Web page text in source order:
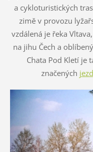
a cykloturistických
zimě v provozu
vzdálená je řeka
na jihu Čech a
Chata Pod Kletí je
značených